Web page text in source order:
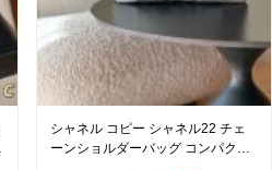
シャネル コピー シャネル22 チェ
ーンショルダーバッグ コンパクト